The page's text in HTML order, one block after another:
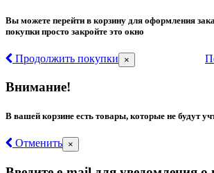
Вы можете перейти в корзину для оформления
покупки просто закройте это окно
Продолжить покупки ×
Внимание!
В вашей корзине есть товары, которые не будут
Отменить ×